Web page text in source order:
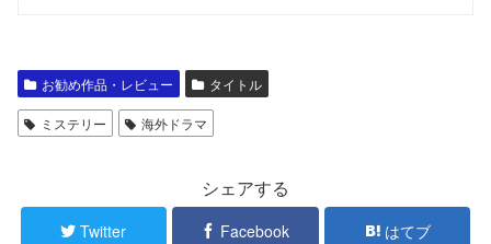
お勧め作品・レビュー タイトル
ミステリー 海外ドラマ
シェアする
Twitter Facebook はてブ